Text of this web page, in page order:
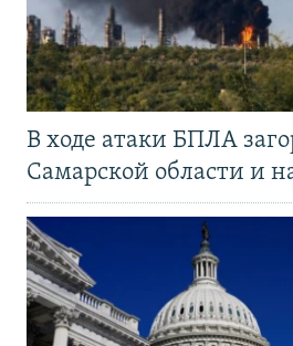
В ходе атаки БПЛА
Самарской области и